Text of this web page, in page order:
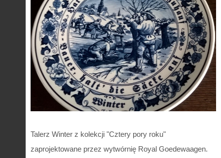
Talerz Winter z kolekcji "Cztery pory roku"
zaprojektowane przez wytwórnię Royal Goedewaagen.